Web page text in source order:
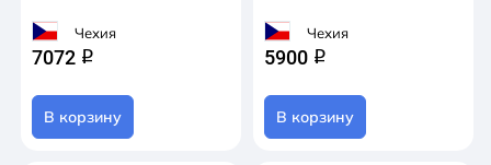
Чехия
7072 q
В корзину
Чехия
5900 q
В корзину